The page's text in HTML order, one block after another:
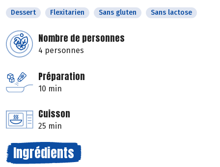
Dessert Flexitarien Sans gluten Sans lactose
Nombre de personnes
4 personnes
Préparation
10 min
Cuisson
25 min
Ingrédients